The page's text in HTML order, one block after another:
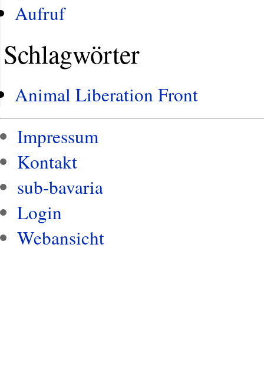
Aufruf
Schlagwörter
Animal Liberation Front
Impressum
Kontakt
sub-bavaria
Login
Webansicht